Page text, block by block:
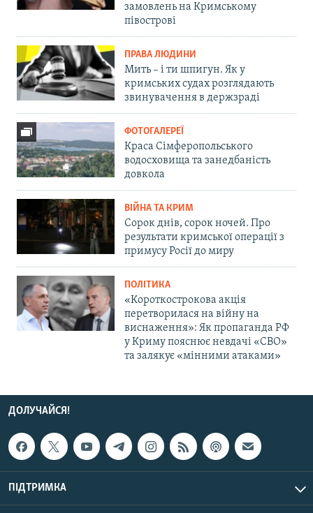
замовлень на Кримському
півострові
ПРАВА ЛЮДИНИ
Мить – і ти шпигун. Як у
кримських судах розглядають
звинувачення в держзраді
ФОТОГАЛЕРЕЇ
Краса Сімферопольського
водосховища та занедбаність
довкола
ВІЙНА ТА КРИМ
Сорок днів, сорок ночей. Про
результати кримської операції з
примусу Росії до миру
ПОЛІТИКА
«Короткострокова акція
перетворилася на війну на
виснаження»: Як пропаганда РФ
у Криму пояснює невдачі «СВО»
та залякує «мінними атаками»
ДОЛУЧАЙСЯ!
ПІДТРИМКА